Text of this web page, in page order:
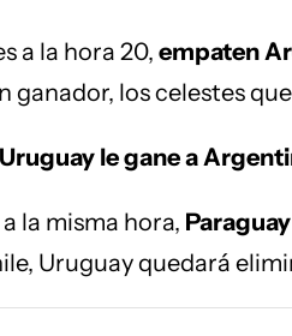
a la hora 20, empaten
ganador, los celestes
Uruguay le gane a
la misma hora,
Uruguay quedará